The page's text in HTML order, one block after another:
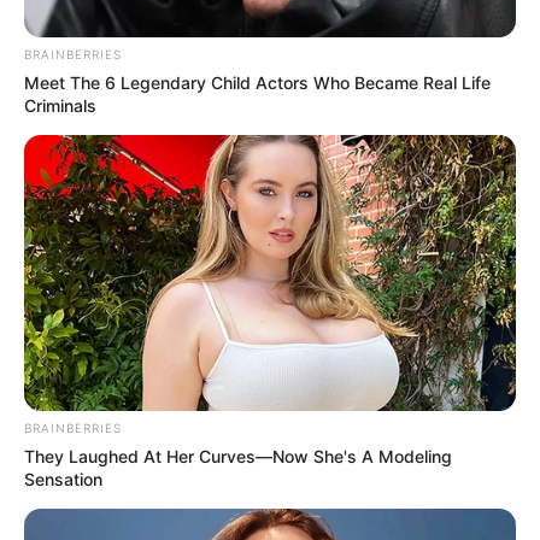
Metro de Medellín (fondo) / Diseño de Magnific -
www.magnific.com
Tarjetas Cívicas Classic del Metro de Medellín ya no
sirven
Por: Gustavo Gómez Martínez
Julio 1, 2026
BRAINBERRIES
Meet The 6 Legendary Child Actors Who Became Real Life
Criminals
BRAINBERRIES
They Laughed At Her Curves—Now She's A Modeling
Sensation